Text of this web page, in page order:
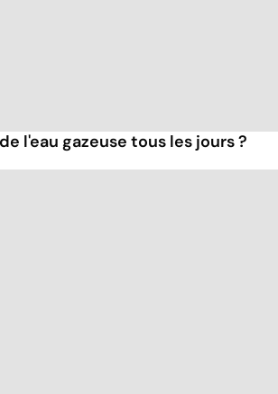
l'eau gazeuse tous les jours ?